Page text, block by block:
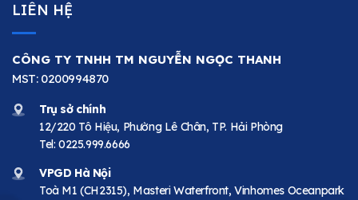
LIÊN HỆ
CÔNG TY TNHH TM NGUYỄN NGỌC THANH
MST: 0200994870
Trụ sở chính
12/220 Tô Hiệu, Phường Lê Chân, TP. Hải Phòng
Tel: 0225.999.6666
VPGD Hà Nội
Toà M1 (CH2315), Masteri Waterfront, Vinhomes Oceanpark